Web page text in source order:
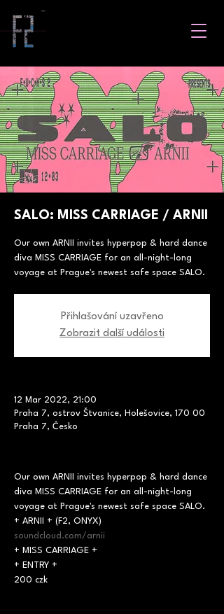
SALO: MISS CARRIAGE / ARNII
Our own ARNII invites hyperpop & hard dance
diva MISS CARRIAGE for an all-night-long
voyage at Prague's newest safe space SALO.
Přihlašování uzavřeno
Zobrazit další události
12 Mar 2022, 21:00
Praha 7, ostrov Štvanice, Holešovice, 170 00
Praha 7, Česko
Our own ARNII invites hyperpop & hard dance
diva MISS CARRIAGE for an all-night-long
voyage at Prague's newest safe space SALO.
soundcloud.com/arnii
+ MISS CARRIAGE +
+ ENTRY +
200 czk